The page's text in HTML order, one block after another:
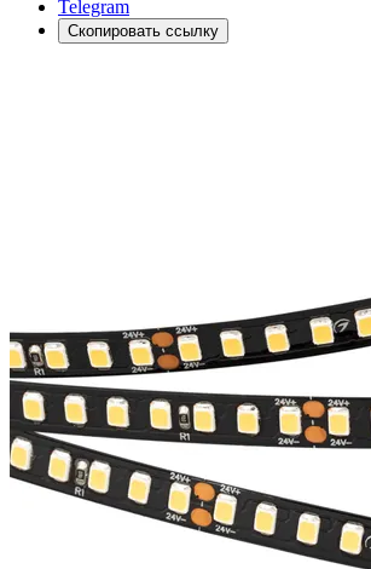
Telegram
Скопировать ссылку